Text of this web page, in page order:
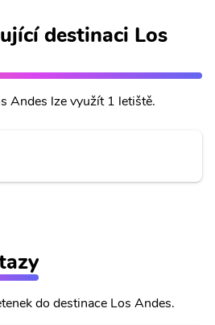
destinaci Los
Andes lze využít 1 letiště.
do destinace Los Andes.